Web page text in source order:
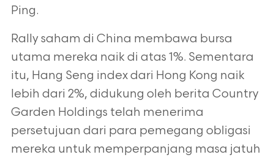
Ping.
Rally saham di China membawa bursa
utama mereka naik di atas 1%. Sementara
itu, Hang Seng index dari Hong Kong naik
lebih dari 2%, didukung oleh berita Country
Garden Holdings telah menerima
persetujuan dari para pemegang obligasi
mereka untuk memperpanjang masa jatuh